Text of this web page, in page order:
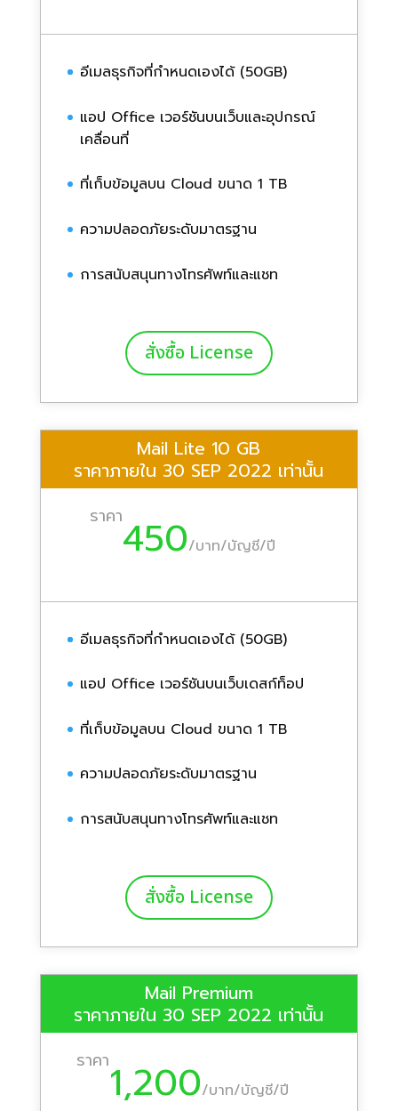
อีเมลธุรกิจที่กำหนดเองได้ (50GB)
แอป Office เวอร์ชันบนเว็บและอุปกรณ์
เคลื่อนที่
ที่เก็บข้อมูลบน Cloud ขนาด 1 TB
ความปลอดภัยระดับมาตรฐาน
การสนับสนุนทางโทรศัพท์และแชท
สั่งซื้อ License
Mail Lite 10 GB
ราคาภายใน 30 SEP 2022 เท่านั้น
ราคา450/บาท/บัญชี/ปี
อีเมลธุรกิจที่กำหนดเองได้ (50GB)
แอป Office เวอร์ชันบนเว็บเดสก์ท็อป
ที่เก็บข้อมูลบน Cloud ขนาด 1 TB
ความปลอดภัยระดับมาตรฐาน
การสนับสนุนทางโทรศัพท์และแชท
สั่งซื้อ License
Mail Premium
ราคาภายใน 30 SEP 2022 เท่านั้น
ราคา1,200/บาท/บัญชี/ปี